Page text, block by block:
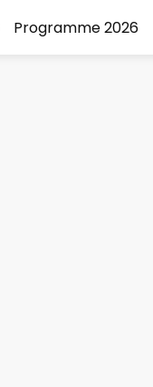
Programme 2026